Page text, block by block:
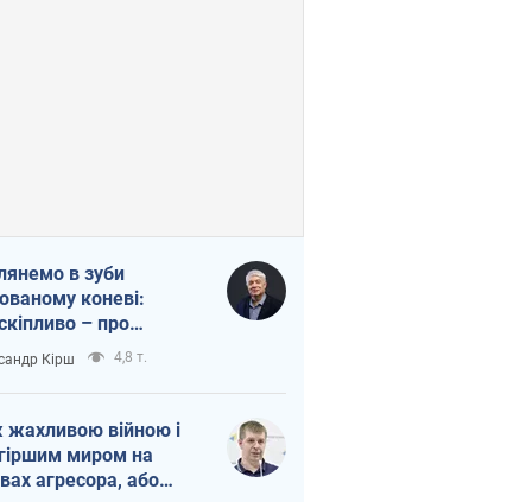
в зуби
коневі:
– про
Україні
Кірш 4,8 т.
жахливою війною і
миром на
агресора, або